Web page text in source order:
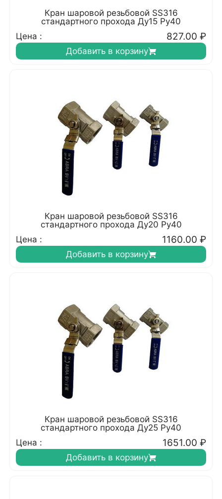
Кран шаровой резьбовой SS316
стандартного прохода Ду15 Ру40
Цена :
827.00 ₽
Добавить в корзину
Кран шаровой резьбовой SS316
стандартного прохода Ду20 Ру40
Цена :
1160.00 ₽
Добавить в корзину
Кран шаровой резьбовой SS316
стандартного прохода Ду25 Ру40
Цена :
1651.00 ₽
Добавить в корзину